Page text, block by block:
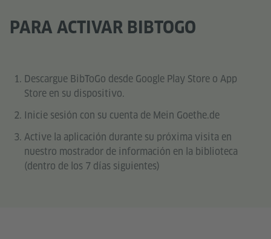
PARA ACTIVAR BIBTOGO
Descargue BibToGo desde Google Play Store o App
Store en su dispositivo.
Inicie sesión con su cuenta de Mein Goethe.de
Active la aplicación durante su próxima visita en
nuestro mostrador de información en la biblioteca
(dentro de los 7 días siguientes)